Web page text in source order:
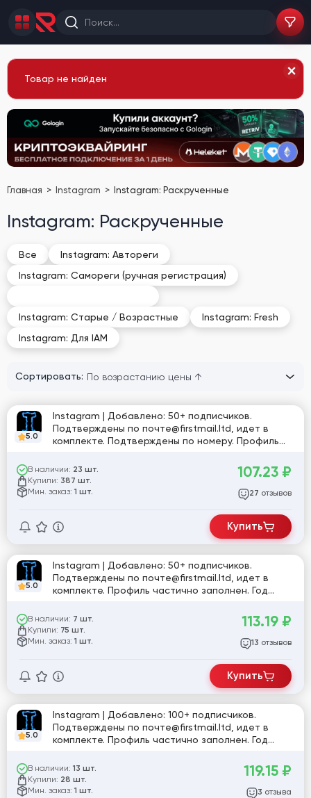
Товар не найден
Главная Instagram Instagram: Раскрученные
Instagram: Раскрученные
Все
Instagram: Автореги
Instagram: Самореги (ручная регистрация)
Instagram: Старые / Возрастные
Instagram: Fresh
Instagram: Для IAM
Сортировать:
5.0
Instagram | Добавлено: 50+ подписчиков.
Подтверждены по почте@firstmail.ltd, идет в
комплекте. Подтверждены по номеру. Профиль
аутентификация. Страна регистрации: MIX.
В наличии: 23 шт.
Купили: 387 шт.
Мин. заказ: 1 шт.
107.23 ₽
27 отзывов
Купить
5.0
Instagram | Добавлено: 50+ подписчиков.
Подтверждены по почте@firstmail.ltd, идет в
комплекте. Профиль частично заполнен. Год
аутентификация. Страна регистрации: MIX.
В наличии: 7 шт.
Купили: 75 шт.
Мин. заказ: 1 шт.
113.19 ₽
13 отзывов
Купить
5.0
Instagram | Добавлено: 100+ подписчиков.
Подтверждены по почте@firstmail.ltd, идет в
комплекте. Профиль частично заполнен. Год
аутентификация. Страна регистрации: MIX.
В наличии: 13 шт.
Купили: 28 шт.
Мин. заказ: 1 шт.
119.15 ₽
3 отзыва